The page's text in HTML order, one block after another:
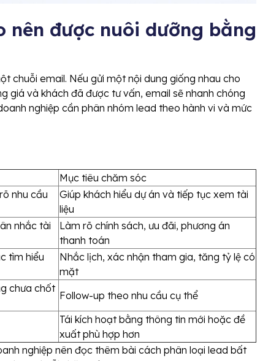
nên được nuôi dưỡng bằng
chuỗi email. Nếu gửi một nội dung giống nhau cho
giá và khách đã được tư vấn, email sẽ nhanh chóng
nghiệp cần phân nhóm lead theo hành vi và mức
Mục tiêu chăm sóc
nhu cầu
Giúp khách hiểu dự án và tiếp tục xem tài
liệu
nhắc tài
Làm rõ chính sách, ưu đãi, phương án
thanh toán
tìm hiểu
Nhắc lịch, xác nhận tham gia, tăng tỷ lệ có
mặt
chưa chốt
Follow-up theo nhu cầu cụ thể
Tái kích hoạt bằng thông tin mới hoặc đề
xuất phù hợp hơn
nghiệp nên đọc thêm bài cách phân loại lead bất